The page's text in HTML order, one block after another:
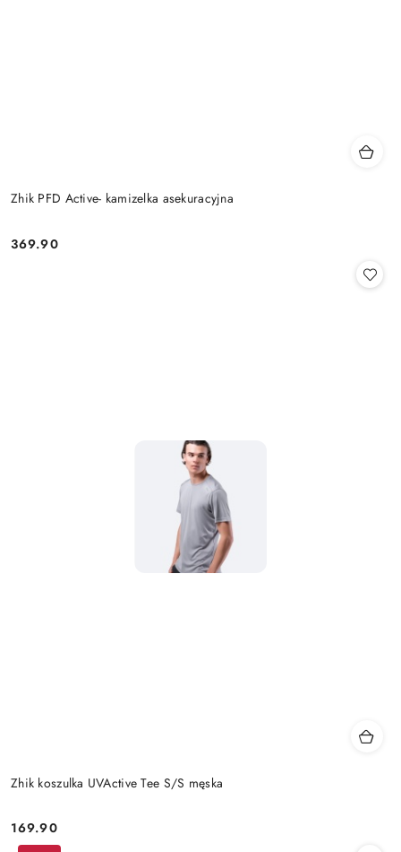
Zhik PFD Active- kamizelka asekuracyjna
Cena:
369.90
Zhik koszulka UVActive Tee S/S męska
Cena:
169.90